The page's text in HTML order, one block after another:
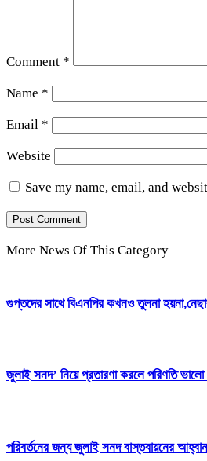
Comment *
Name *
Email *
Website
Save my name, email, and
More News Of This Category
গুপ্তদের সাথে বিএনপির কখনও তুলনা
জুলাই সনদ’ নিয়ে প্রতারণা করলে পরিণতি
পরিবর্তনের জন্য জুলাই সনদ বাস্তবায়নের